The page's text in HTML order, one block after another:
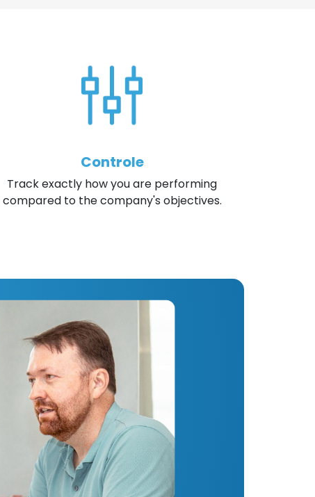
Controle
Track exactly how you are performing
compared to the company's objectives.